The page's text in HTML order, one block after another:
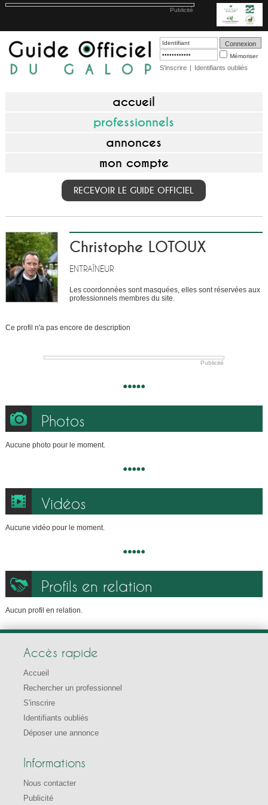
Publicité
Mémoriser
S'inscrire | Identifiants oubliés
accueil
professionnels
annonces
mon compte
RECEVOIR LE GUIDE OFFICIEL
Christophe LOTOUX
ENTRAÎNEUR
Les coordonnées sont masquées, elles sont réservées aux
professionnels membres du site.
Ce profil n'a pas encore de description
Publicité
Photos
Aucune photo pour le moment.
Vidéos
Aucune vidéo pour le moment.
Profils en relation
Aucun profil en relation.
Accès rapide
Accueil
Rechercher un professionnel
S'inscrire
Identifiants oubliés
Déposer une annonce
Informations
Nous contacter
Publicité